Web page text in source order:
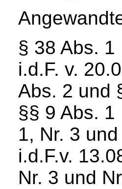
§ 38 Abs. 1
i.d.F. v.
Abs. 2 und
§§ 9 Abs. 1
1, Nr. 3
i.d.F.v.
Nr. 3 und